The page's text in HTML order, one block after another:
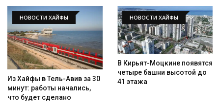
НОВОСТИ ХАЙФЫ
Из Хайфы в Тель-Авив за 30
минут: работы начались,
что будет сделано
НОВОСТИ ХАЙФЫ
В Кирьят-Моцкине появятся
четыре башни высотой до
41 этажа